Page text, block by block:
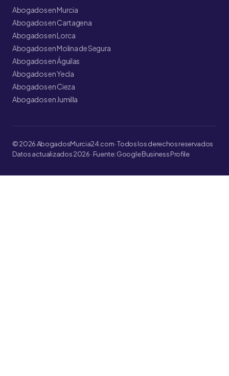
Abogados en Murcia
Abogados en Cartagena
Abogados en Lorca
Abogados en Molina de Segura
Abogados en Águilas
Abogados en Yecla
Abogados en Cieza
Abogados en Jumilla
© 2026 AbogadosMurcia24.com · Todos los derechos reservados
Datos actualizados 2026 · Fuente: Google Business Profile